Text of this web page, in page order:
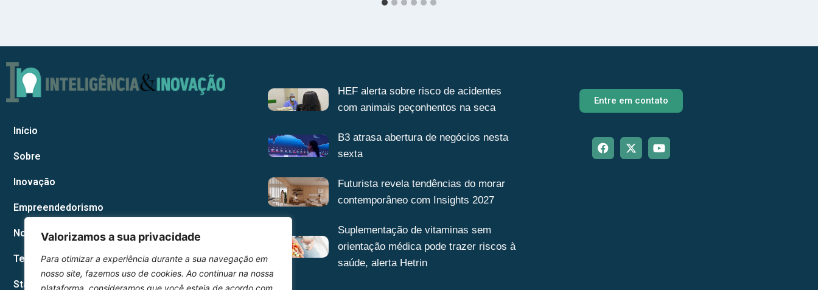
Valorizamos a sua privacidade
Para otimizar a experiência durante a sua navegação em
nosso site, fazemos uso de cookies. Ao continuar na nossa
plataforma, consideramos que você esteja de acordo com
Início
Sobre
Inovação
Empreendedorismo
Notícias Corporativas
Tecnologia
Startup
HEF alerta sobre risco de acidentes
com animais peçonhentos na seca
B3 atrasa abertura de negócios nesta
sexta
Futurista revela tendências do morar
contemporâneo com Insights 2027
Suplementação de vitaminas sem
orientação médica pode trazer riscos à
saúde, alerta Hetrin
Entre em contato